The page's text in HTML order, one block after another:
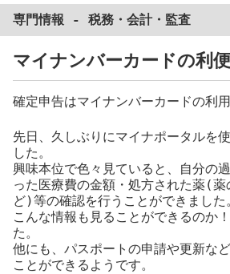
専門情報 - 税務 ・ 会計・ 監査
マイナンバーカードの利
確定申告はマイナンバーカードの利
先日、久しぶりにマイナポータルを
した。
興味本位で色々見ていると、自分の
った医療費の金額・処方された薬(薬
ど)等の確認を行うことができました
こんな情報も見ることができるのか
た。
他にも、パスポートの申請や更新な
ことができるようです。